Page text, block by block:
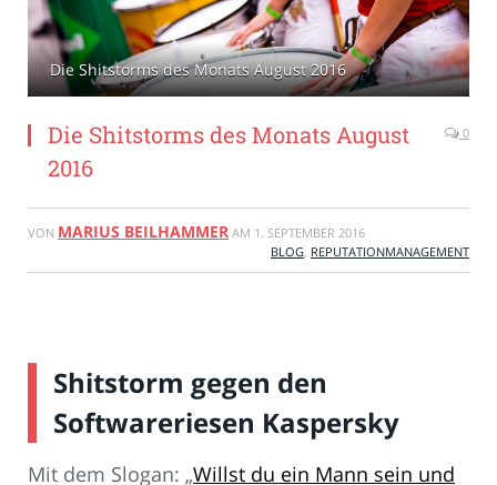
Die Shitstorms des Monats August 2016
Die Shitstorms des Monats August
2016
0
VON MARIUS BEILHAMMER AM 1. SEPTEMBER 2016
BLOG, REPUTATIONMANAGEMENT
Shitstorm gegen den
Softwareriesen Kaspersky
Mit dem Slogan: „Willst du ein Mann sein und